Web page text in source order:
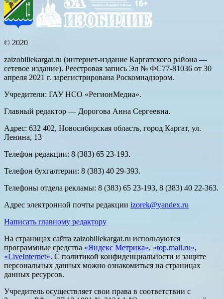
© 2020
zaizobiliekargat.ru (интернет-издание Каргатского района —
сетевое издание). Реестровая запись Эл № ФС77-81036 от 30
апреля 2021 г. зарегистрирована Роскомнадзором.
Учредители: ГАУ НСО «РегионМедиа».
Главный редактор — Дорогова Анна Сергеевна.
Адрес: 632 402, Новосибирская область, город Каргат, ул.
Ленина, 13
Телефон редакции: 8 (383) 65 23-193.
Телефон бухгалтерии: 8 (383) 40 29-393.
Телефоны отдела рекламы: 8 (383) 65 23-193, 8 (383) 40 22-363.
Адрес электронной почты редакции izorek@yandex.ru
Написать главному редактору
На страницах сайта zaizobiliekargat.ru используются
программные средства «Яндекс Метрика», «top.mail.ru»,
«LiveInternet». С политикой конфиденциальности и защите
персональных данных можно ознакомиться на страницах
данных ресурсов.
Учредитель осуществляет свои права в соответствии с